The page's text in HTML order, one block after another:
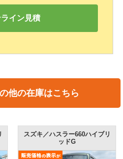
イン見積
他の在庫はこちら
スズキ／ハスラー660ハイブリ
ッドG